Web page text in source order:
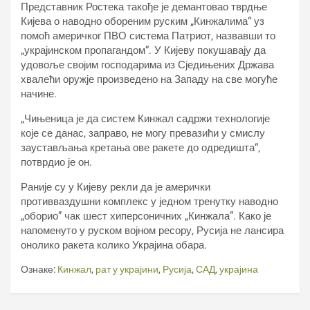
Представник Ростека такође је демантовао тврдње
Кијева о наводно обореним руским „Кинжалима“ уз
помоћ америчког ПВО система Патриот, назвавши то
„украјинском пропагандом“. У Кијеву покушавају да
удовоље својим господарима из Сједињених Држава
хвалећи оружје произведено на Западу на све могуће
начине.
„Чињеница је да систем Кинжал садржи технологије
које се данас, заправо, не могу превазићи у смислу
заустављања кретања ове ракете до одредишта“,
потврдио је он.
Раније су у Кијеву рекли да је амерички
противваздушни комплекс у једном тренутку наводно
„оборио” чак шест хиперсоничних „Кинжала”. Како је
напоменуто у руском војном ресору, Русија не лансира
онолико ракета колико Украјина обара.
Ознаке: Кинжал, рат у украјини, Русија, САД, украјина